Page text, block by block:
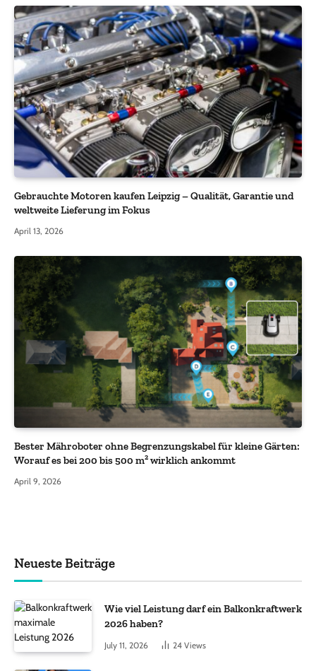
Gebrauchte Motoren kaufen Leipzig – Qualität, Garantie und
weltweite Lieferung im Fokus
April 13, 2026
Bester Mähroboter ohne Begrenzungskabel für kleine Gärten:
Worauf es bei 200 bis 500 m² wirklich ankommt
April 9, 2026
Neueste Beiträge
Wie viel Leistung darf ein Balkonkraftwerk
2026 haben?
July 11, 2026 24 Views